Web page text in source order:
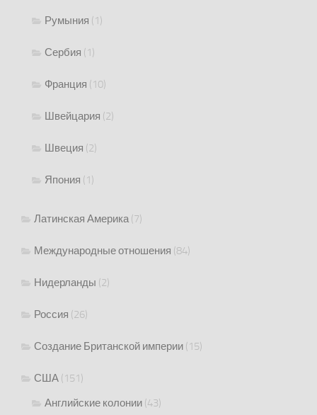
Румыния (1)
Сербия (1)
Франция (10)
Швейцария (2)
Швеция (2)
Япония (1)
Латинская Америка(7)
Международные отношения (84)
Нидерланды (2)
Россия (26)
Создание Британской империи (15)
США (151)
Английские колонии (43)